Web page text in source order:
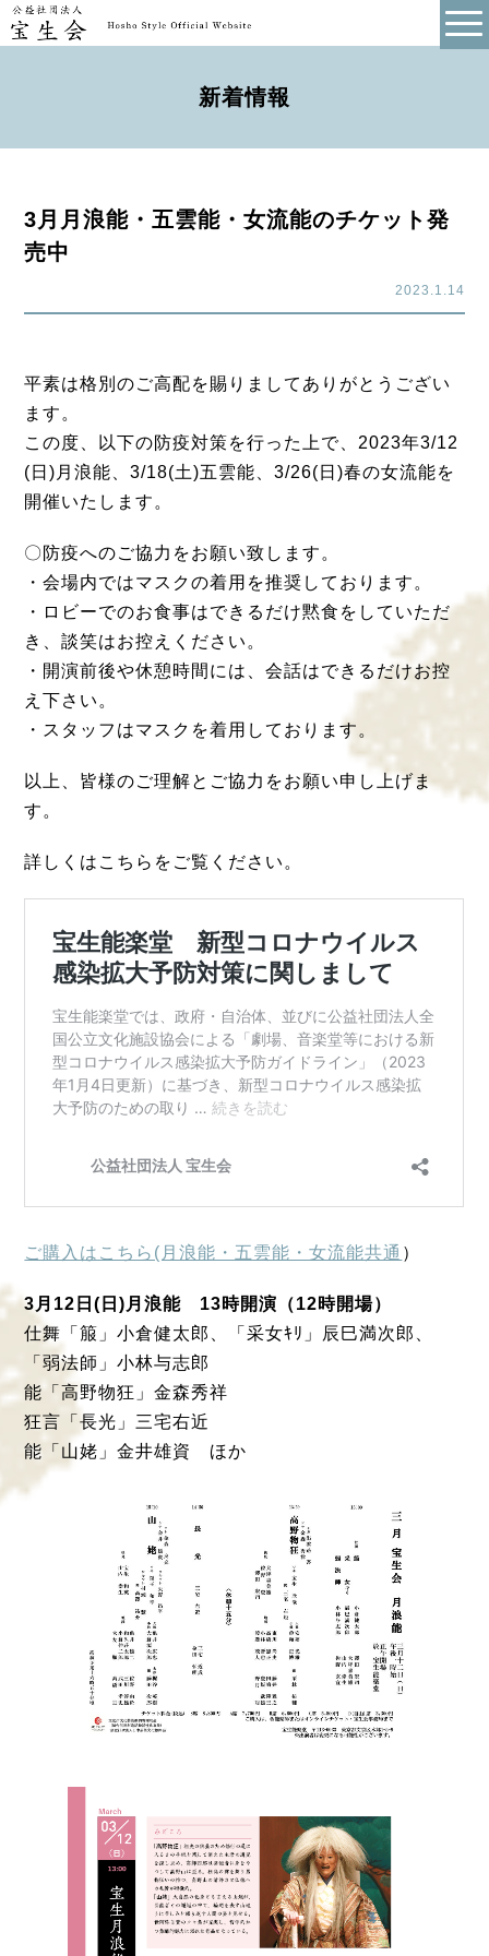
新着情報
3月月浪能・五雲能・女流能のチケット発
売中
2023.1.14
平素は格別のご高配を賜りましてありがとうござい
ます。
この度、以下の防疫対策を行った上で、2023年3/12
(日)月浪能、3/18(土)五雲能、3/26(日)春の女流能を
開催いたします。
〇防疫へのご協力をお願い致します。
・会場内ではマスクの着用を推奨しております。
・ロビーでのお食事はできるだけ黙食をしていただ
き、談笑はお控えください。
・開演前後や休憩時間には、会話はできるだけお控
え下さい。
・スタッフはマスクを着用しております。
以上、皆様のご理解とご協力をお願い申し上げま
す。
詳しくはこちらをご覧ください。
ご購入はこちら(月浪能・五雲能・女流能共通 ）
3月12日(日)月浪能 13時開演（12時開場）
仕舞「箙」小倉健太郎、「采女ｷﾘ」辰巳満次郎、
「弱法師」小林与志郎
能「高野物狂」金森秀祥
狂言「長光」三宅右近
能「山姥」金井雄資 ほか